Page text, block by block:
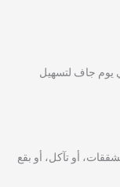
يوم جاف لتسهيل
أو تآكل، أو بقع